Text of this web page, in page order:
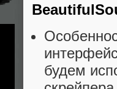
будем